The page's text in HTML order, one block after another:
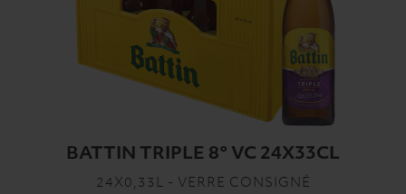
BATTIN TRIPLE 8° VC 24X33CL
24X0,33L - VERRE CONSIGNÉ